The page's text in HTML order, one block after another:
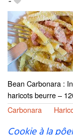
Bean Carbonara :
haricots beurre –
Carbonara
Cookie à la